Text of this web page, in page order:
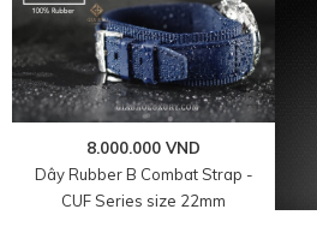
8.000.000 VND
Dây Rubber B Combat Strap -
CUF Series size 22mm